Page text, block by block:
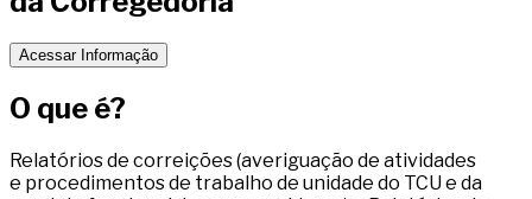
Acessar Informação
O que é?
Relatórios de correições (averiguação de atividades
e procedimentos de trabalho de unidade do TCU e da